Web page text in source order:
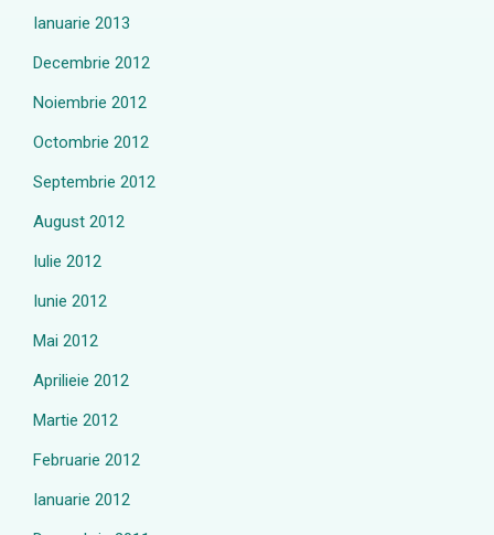
Ianuarie 2013
Decembrie 2012
Noiembrie 2012
Octombrie 2012
Septembrie 2012
August 2012
Iulie 2012
Iunie 2012
Mai 2012
Aprilieie 2012
Martie 2012
Februarie 2012
Ianuarie 2012